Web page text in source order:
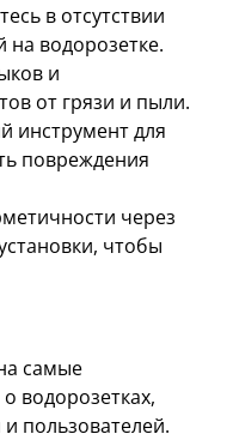
в отсутствии
водорозетке.
и
от грязи и пыли.
инструмент для
повреждения
через
чтобы
самые
водорозетках,
пользователей.